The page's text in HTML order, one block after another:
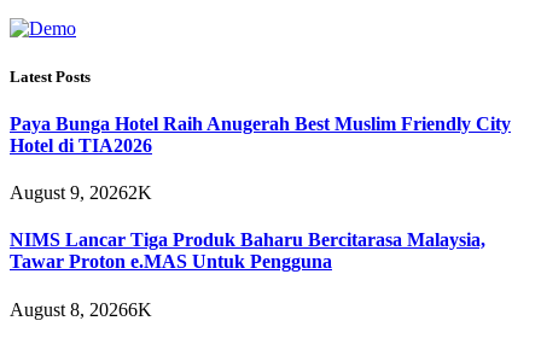
Latest Posts
Paya Bunga Hotel Raih Anugerah Best Muslim Friendly City
Hotel di TIA2026
August 9, 20262K
NIMS Lancar Tiga Produk Baharu Bercitarasa Malaysia,
Tawar Proton e.MAS Untuk Pengguna
August 8, 20266K